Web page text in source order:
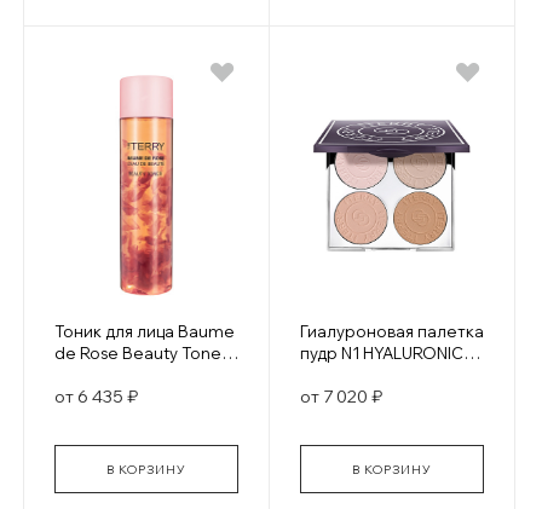
Тоник для лица Baume
de Rose Beauty Toner
от 6 435 ₽
В КОРЗИНУ
Гиалуроновая палетка
пудр N1 HYALURONIC
PALETTE FAIR TO
от 7 020 ₽
В КОРЗИНУ